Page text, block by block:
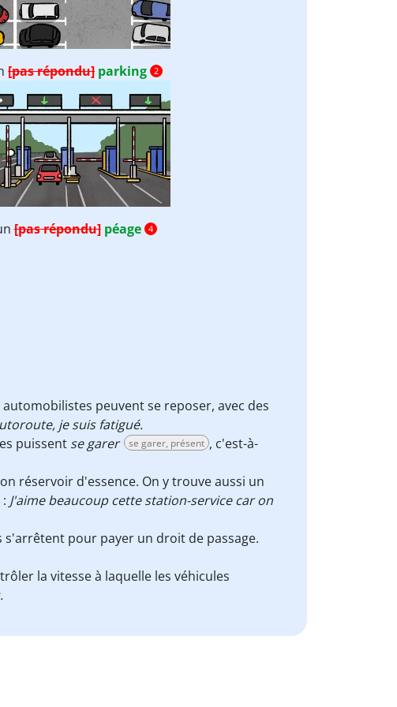
[pas répondu] parking 2
[pas répondu] péage 4
peuvent se reposer, avec des
je suis fatigué.
puissent se garer se garer, présent , c'est-à-
réservoir d'essence. On y trouve aussi un
J'aime beaucoup cette station-service car on
pour payer un droit de passage.
la vitesse à laquelle les véhicules